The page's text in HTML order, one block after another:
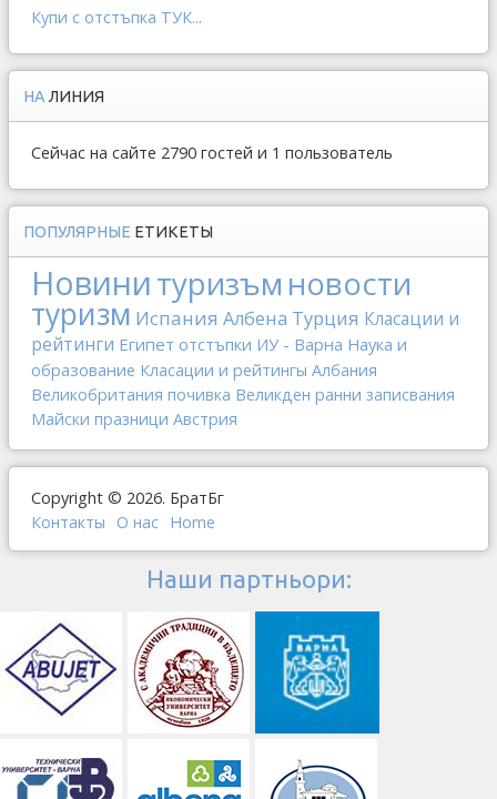
Купи с отстъпка ТУК...
НА ЛИНИЯ
Сейчас на сайте 2790 гостей и 1 пользователь
ПОПУЛЯРНЫЕ ЕТИКЕТЫ
Новинитуризъм новости
туризм Испания Албена Турция Класации и
рейтинги Египет отстъпки ИУ - Варна Наука и
образование Класации и рейтингы Албания
Великобритания почивка Великден ранни записвания
Майски празници Австрия
Copyright © 2026. БратБг
Контакты
О наc Home
Наши партньори: